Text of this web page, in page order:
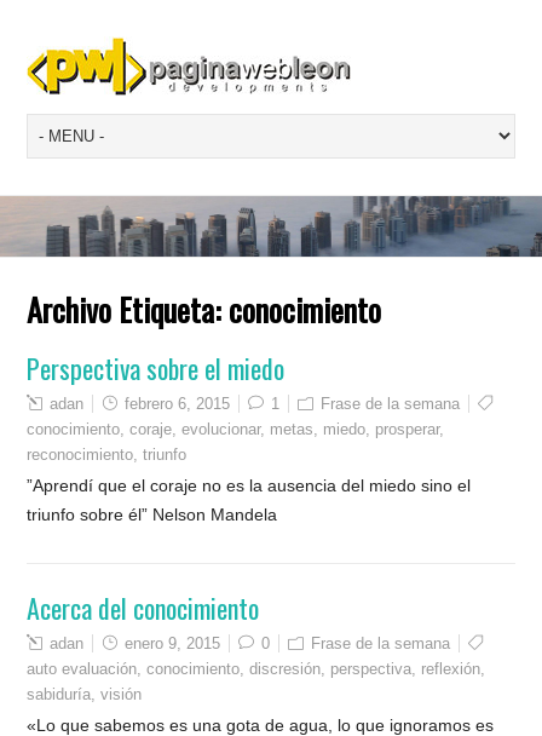
Archivo Etiqueta:conocimiento
Perspectiva sobre el miedo
adan febrero 6, 2015 1
Frase de la semana
conocimiento ,coraje ,evolucionar, metas miedo prosperar,
reconocimiento ,triunfo
”Aprendí que el coraje no es la ausencia del miedo sino el
triunfo sobre él” Nelson Mandela
Acerca del conocimiento
adan enero 9, 2015 0
Frase de la semana
auto evaluación ,conocimiento ,discresión perspectiva reflexión
sabiduría ,visión
«Lo que sabemos es una gota de agua, lo que ignoramos es